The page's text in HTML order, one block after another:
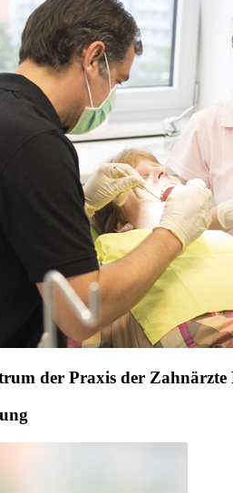
der Praxis der